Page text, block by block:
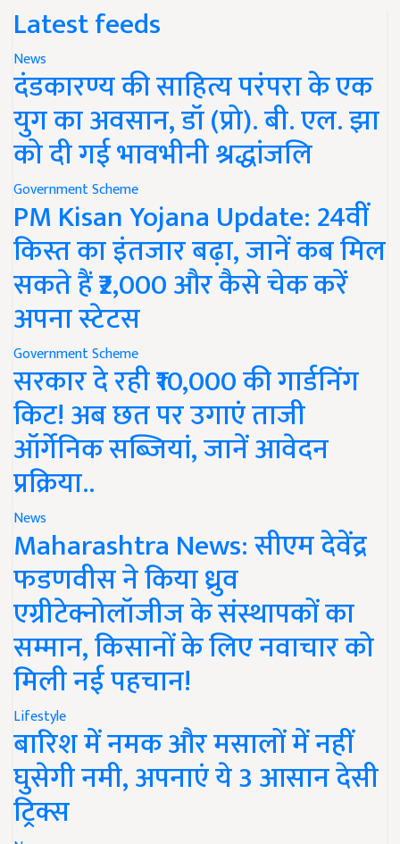
Latest feeds
News
दंडकारण्य की साहित्य परंपरा के एक
युग का अवसान, डॉ (प्रो). बी. एल. झा
को दी गई भावभीनी श्रद्धांजलि
Government Scheme
PM Kisan Yojana Update: 24वीं
किस्त का इंतजार बढ़ा, जानें कब मिल
सकते हैं ₹2,000 और कैसे चेक करें
अपना स्टेटस
Government Scheme
सरकार दे रही ₹10,000 की गार्डनिंग
किट! अब छत पर उगाएं ताजी
ऑर्गेनिक सब्जियां, जानें आवेदन
प्रक्रिया..
News
Maharashtra News: सीएम देवेंद्र
फडणवीस ने किया ध्रुव
एग्रीटेक्नोलॉजीज के संस्थापकों का
सम्मान, किसानों के लिए नवाचार को
मिली नई पहचान!
Lifestyle
बारिश में नमक और मसालों में नहीं
घुसेगी नमी, अपनाएं ये 3 आसान देसी
ट्रिक्स